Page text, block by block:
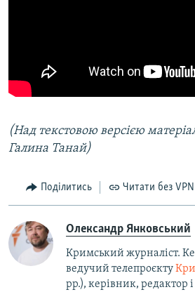
(Над текстовою версією
Галина Танай)
Поділитись Читати без VPN
Олександр Янковський
Кримський журналіст.
ведучий телепроєкту
рр.), керівник, редактор